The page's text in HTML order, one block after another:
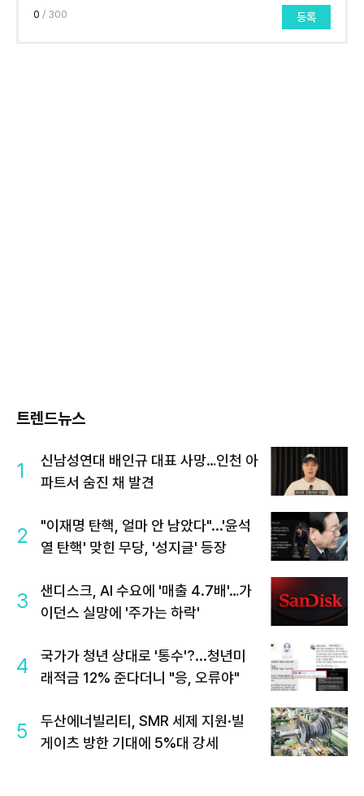
0 / 300 등록
트렌드뉴스
1
신남성연대 배인규 대표 사망…인천 아
파트서 숨진 채 발견
2
"이재명 탄핵, 얼마 안 남았다"...'윤석
열 탄핵' 맞힌 무당, '성지글' 등장
3
샌디스크, AI 수요에 '매출 4.7배'…가
이던스 실망에 '주가는 하락'
4
국가가 청년 상대로 '통수'?...청년미
래적금 12% 준다더니 "응, 오류야"
5
두산에너빌리티, SMR 세제 지원·빌
게이츠 방한 기대에 5%대 강세